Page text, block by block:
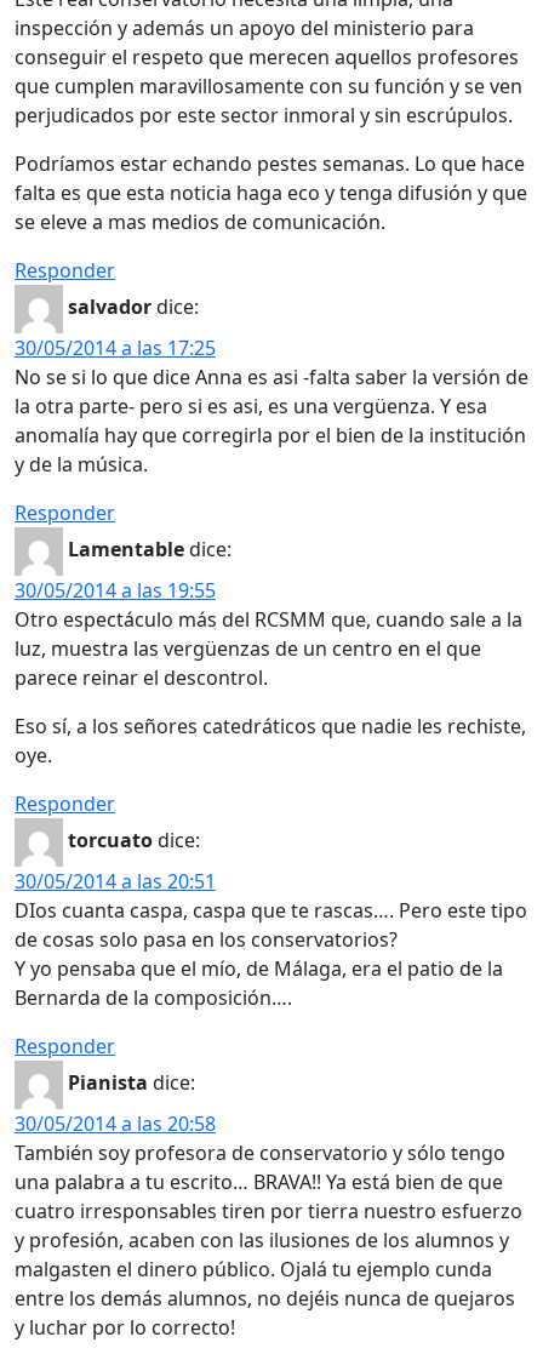
inspección y además un apoyo del ministerio para
conseguir el respeto que merecen aquellos profesores
que cumplen maravillosamente con su función y se ven
perjudicados por este sector inmoral y sin escrúpulos.
Podríamos estar echando pestes semanas. Lo que hace
falta es que esta noticia haga eco y tenga difusión y que
se eleve a mas medios de comunicación.
Responder
salvadordice:
30/05/2014 a las 17:25
No se si lo que dice Anna es asi -falta saber la versión de
la otra parte- pero si es asi, es una vergüenza. Y esa
anomalía hay que corregirla por el bien de la institución
y de la música.
Responder
Lamentabledice:
30/05/2014 a las 19:55
Otro espectáculo más del RCSMM que, cuando sale a la
luz, muestra las vergüenzas de un centro en el que
parece reinar el descontrol.
Eso sí, a los señores catedráticos que nadie les rechiste,
oye.
Responder
torcuatodice:
30/05/2014 a las 20:51
DIos cuanta caspa, caspa que te rascas…. Pero este tipo
de cosas solo pasa en los conservatorios?
Y yo pensaba que el mío, de Málaga, era el patio de la
Bernarda de la composición….
Responder
Pianista dice:
30/05/2014 a las 20:58
También soy profesora de conservatorio y sólo tengo
una palabra a tu escrito… BRAVA!! Ya está bien de que
cuatro irresponsables tiren por tierra nuestro esfuerzo
y profesión, acaben con las ilusiones de los alumnos y
malgasten el dinero público. Ojalá tu ejemplo cunda
entre los demás alumnos, no dejéis nunca de quejaros
y luchar por lo correcto!